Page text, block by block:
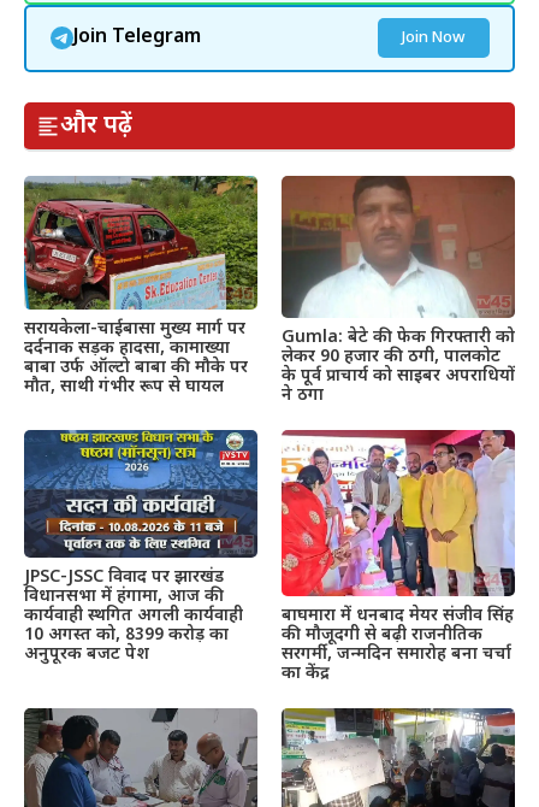
Join Telegram Join Now
और पढ़ें
सरायकेला-चाईबासा मुख्य मार्ग पर
दर्दनाक सड़क हादसा, कामाख्या
बाबा उर्फ ऑल्टो बाबा की मौके पर
मौत, साथी गंभीर रूप से घायल
Gumla: बेटे की फेक गिरफ्तारी को
लेकर 90 हजार की ठगी, पालकोट
के पूर्व प्राचार्य को साइबर अपराधियों
ने ठगा
JPSC-JSSC विवाद पर झारखंड
विधानसभा में हंगामा, आज की
कार्यवाही स्थगित अगली कार्यवाही
10 अगस्त को, 8399 करोड़ का
अनुपूरक बजट पेश
बाघमारा में धनबाद मेयर संजीव सिंह
की मौजूदगी से बढ़ी राजनीतिक
सरगर्मी, जन्मदिन समारोह बना चर्चा
का केंद्र